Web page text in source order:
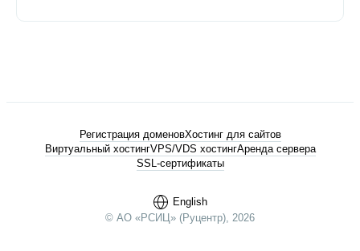
English
© АО «РСИЦ» (Руцентр), 2026
Регистрация доменовХостинг для сайтов
Виртуальный хостингVPS/VDS хостингАренда сервера
SSL-сертификаты